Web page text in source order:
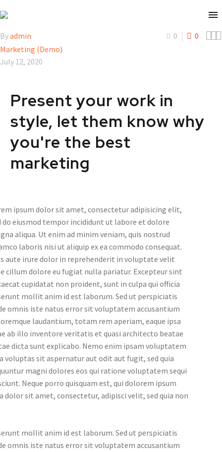
0 0 
Byadmin
Marketing (Demo)
July 12, 2020
Present your work in
style, let them know why
you're the best
marketing
ipsum dolor sit amet, consectetur adipisicing elit,
do eiusmod tempor incididunt ut labore et dolore
aliqua. Ut enim ad minim veniam, quis nostrud
laboris nisi ut aliquip ex ea commodo consequat.
aute irure dolor in reprehenderit in voluptate velit
cillum dolore eu fugiat nulla pariatur. Excepteur sint
cupidatat non proident, sunt in culpa qui officia
mollit anim id est laborum. Sed ut perspiciatis
omnis iste natus error sit voluptatem accusantium
laudantium, totam rem aperiam, eaque ipsa
ab illo inventore veritatis et quasi architecto beatae
dicta sunt explicabo. Nemo enim ipsam voluptatem
voluptas sit aspernatur aut odit aut fugit, sed quia
magni dolores eos qui ratione voluptatem sequi
Neque porro quisquam est, qui dolorem ipsum
dolor sit amet, consectetur, adipisci velit, sed quia non
mollit anim id est laborum. Sed ut perspiciatis
omnis iste natus error sit voluptatem accusantium